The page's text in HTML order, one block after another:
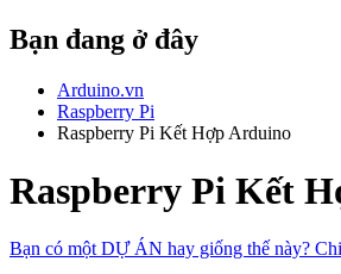
Bạn đang ở đây
Arduino.vn
Raspberry Pi
Raspberry Pi Kết Hợp Arduino
Raspberry Pi Kết
Bạn có một DỰ ÁN hay giống thế này?